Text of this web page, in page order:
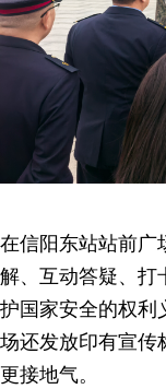
在信阳东站站前广
解、互动答疑、打
护国家安全的权利
场还发放印有宣传
更接地气。